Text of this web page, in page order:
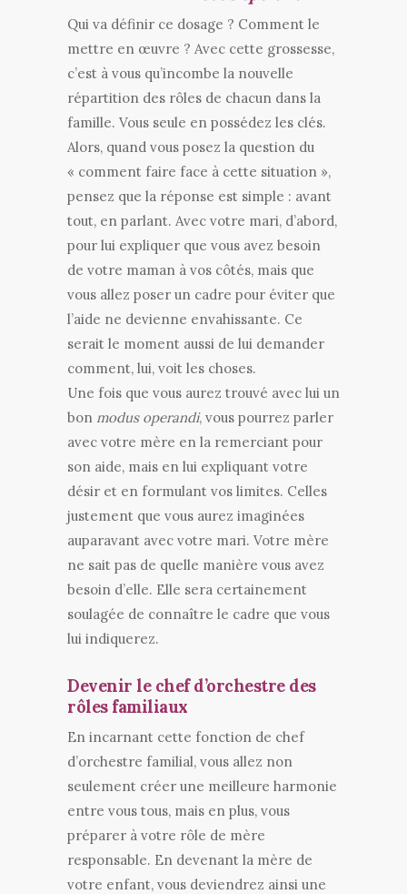
Qui va définir ce dosage ? Comment le
mettre en œuvre ? Avec cette grossesse,
c’est à vous qu’incombe la nouvelle
répartition des rôles de chacun dans la
famille. Vous seule en possédez les clés.
Alors, quand vous posez la question du
« comment faire face à cette situation »,
pensez que la réponse est simple : avant
tout, en parlant. Avec votre mari, d’abord,
pour lui expliquer que vous avez besoin
de votre maman à vos côtés, mais que
vous allez poser un cadre pour éviter que
l’aide ne devienne envahissante. Ce
serait le moment aussi de lui demander
comment, lui, voit les choses.
Une fois que vous aurez trouvé avec lui un
bon modus operandi, vous pourrez parler
avec votre mère en la remerciant pour
son aide, mais en lui expliquant votre
désir et en formulant vos limites. Celles
justement que vous aurez imaginées
auparavant avec votre mari. Votre mère
ne sait pas de quelle manière vous avez
besoin d’elle. Elle sera certainement
soulagée de connaître le cadre que vous
lui indiquerez.
Devenir le chef d’orchestre des
rôles familiaux
En incarnant cette fonction de chef
d’orchestre familial, vous allez non
seulement créer une meilleure harmonie
entre vous tous, mais en plus, vous
préparer à votre rôle de mère
responsable. En devenant la mère de
votre enfant, vous deviendrez ainsi une